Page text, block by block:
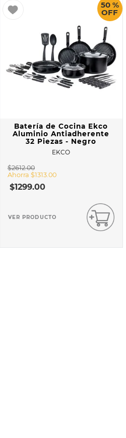
50 %
OFF
Batería de Cocina Ekco
Aluminio Antiadherente
32 Piezas - Negro
EKCO
$2612.00
Ahorra $1313.00
$1299.00
VER PRODUCTO